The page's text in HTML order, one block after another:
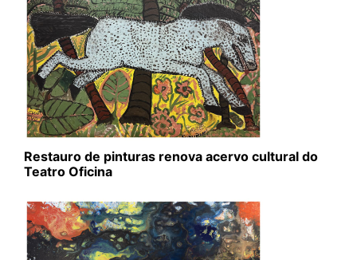
Restauro de pinturas renova acervo cultural do
Teatro Oficina